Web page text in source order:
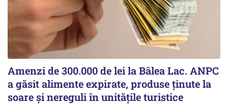
Amenzi de 300.000 de lei la Bâlea Lac. ANPC
a găsit alimente expirate, produse ținute la
soare și nereguli în unitățile turistice